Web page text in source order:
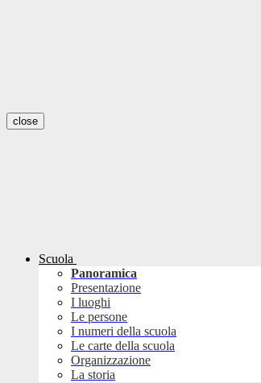
close
Scuola
Panoramica
Presentazione
I luoghi
Le persone
I numeri della scuola
Le carte della scuola
Organizzazione
La storia